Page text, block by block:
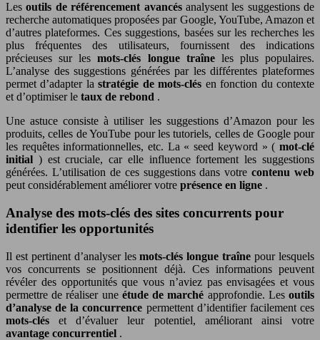
Lesoutils de référencement avancés analysent les suggestions de
recherche automatiques proposées par Google, YouTube, Amazon et
d’autres plateformes. Ces suggestions, basées sur les recherches les
plus fréquentes des utilisateurs, fournissent des indications
précieuses sur lesmots-clés longue traîne les plus populaires.
L’analyse des suggestions générées par les différentes plateformes
permet d’adapter lastratégie de mots-clés en fonction du contexte
et d’optimiser le taux de rebond .
Une astuce consiste à utiliser les suggestions d’Amazon pour les
produits, celles de YouTube pour les tutoriels, celles de Google pour
les requêtes informationnelles, etc. La « seed keyword » ( mot-clé
initial ) est cruciale, car elle influence fortement les suggestions
générées. L’utilisation de ces suggestions dans votrecontenu web
peut considérablement améliorer votre présence en ligne .
Analyse des mots-clés des sites concurrents pour
identifier les opportunités
Il est pertinent d’analyser lesmots-clés longue traînepour lesquels
vos concurrents se positionnent déjà. Ces informations peuvent
révéler des opportunités que vous n’aviez pas envisagées et vous
permettre de réaliser une étude de marché approfondie. Lesoutils
d’analyse de la concurrence permettent d’identifier facilement ces
mots-cléset d’évaluer leur potentiel, améliorant ainsi votre
avantage concurrentiel .